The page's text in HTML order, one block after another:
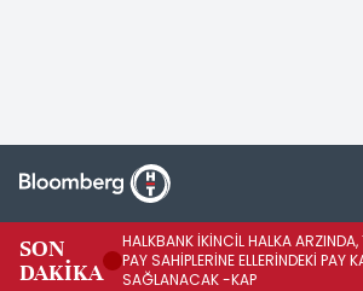
SON
DAKİKA
HALKBANK İKİNCİL HALKA
PAY SAHİPLERİNE ELLERİNDEKİ PAY
SAĞLANACAK -KAP